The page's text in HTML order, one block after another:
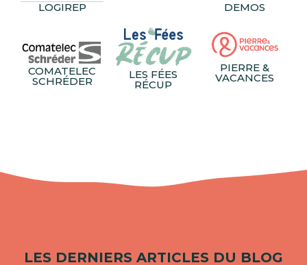
LOGIREP
DEMOS
COMATELEC
SCHRÉDER
LES FÉES
RÉCUP
PIERRE &
VACANCES
LES DERNIERS ARTICLES DU BLOG